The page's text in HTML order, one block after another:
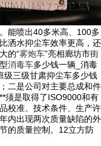
能喷出40多米高、100多
洒水抑尘车效率更高，还
的“雾炮车”亮相廊坊市街
消毒车多少钱一辆_消毒
级三级甘肃抑尘车多少钱
二是公司对主要总成和件
须是取得了ISO9000和有
校准、技术条件、生产许
内出现两次质量缺陷的外
的质量控制。12立方防